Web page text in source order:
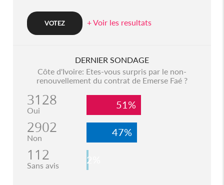
+ Voir les resultats
DERNIER SONDAGE
Côte d'Ivoire: Etes-vous surpris par le non-
renouvellement du contrat de Emerse Faé ?
3128
Oui 51%
2902
Non 47%
112
Sans avis 2%